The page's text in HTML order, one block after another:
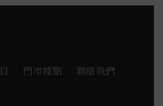
門市據點 聯絡我們